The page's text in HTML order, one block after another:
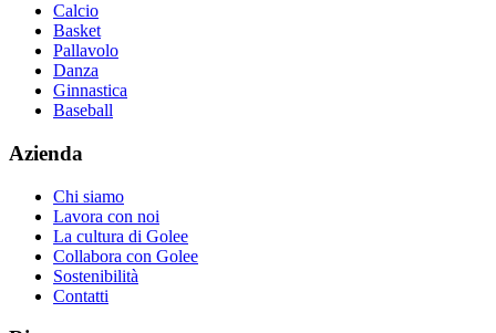
Calcio
Basket
Pallavolo
Danza
Ginnastica
Baseball
Azienda
Chi siamo
Lavora con noi
La cultura di Golee
Collabora con Golee
Sostenibilità
Contatti